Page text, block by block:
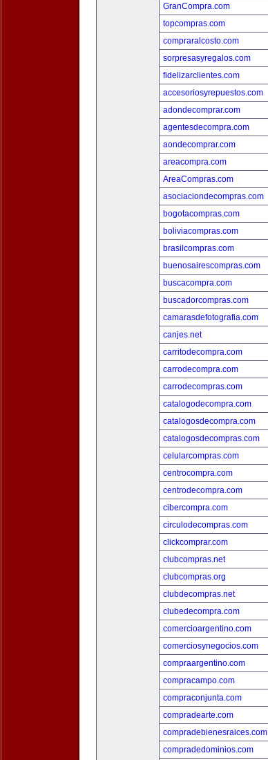
GranCompra.com
topcompras.com
compraralcosto.com
sorpresasyregalos.com
fidelizarclientes.com
accesoriosyrepuestos.com
adondecomprar.com
agentesdecompra.com
aondecomprar.com
areacompra.com
AreaCompras.com
asociaciondecompras.com
bogotacompras.com
boliviacompras.com
brasilcompras.com
buenosairescompras.com
buscacompra.com
buscadorcompras.com
camarasdefotografia.com
canjes.net
carritodecompra.com
carrodecompra.com
carrodecompras.com
catalogodecompra.com
catalogosdecompra.com
catalogosdecompras.com
celularcompras.com
centrocompra.com
centrodecompra.com
cibercompra.com
circulodecompras.com
clickcomprar.com
clubcompras.net
clubcompras.org
clubdecompras.net
clubedecompra.com
comercioargentino.com
comerciosynegocios.com
compraargentino.com
compracampo.com
compraconjunta.com
compradearte.com
compradebienesraices.com
compradedominios.com